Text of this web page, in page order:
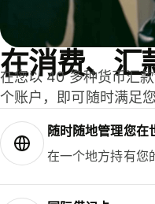
在消费、汇
在您以 40 多种货币汇
个账户，即可随时满足
随时随地管理您在
在一个地方持有您